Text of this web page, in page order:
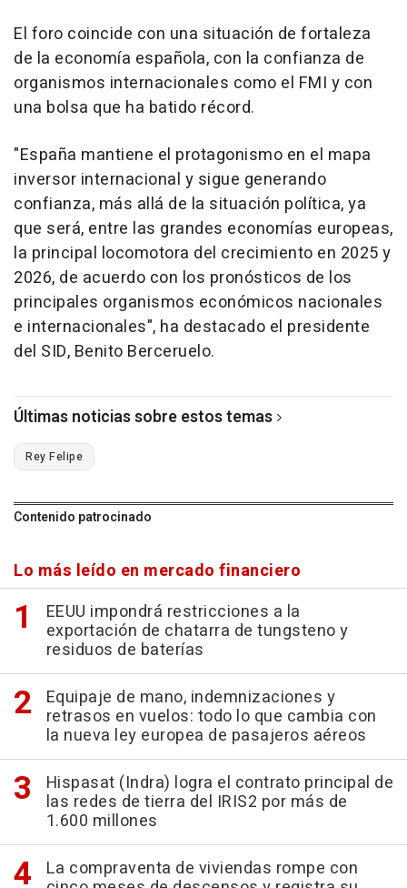
El foro coincide con una situación de fortaleza
de la economía española, con la confianza de
organismos internacionales como el FMI y con
una bolsa que ha batido récord.
"España mantiene el protagonismo en el mapa
inversor internacional y sigue generando
confianza, más allá de la situación política, ya
que será, entre las grandes economías europeas,
la principal locomotora del crecimiento en 2025 y
2026, de acuerdo con los pronósticos de los
principales organismos económicos nacionales
e internacionales", ha destacado el presidente
del SID, Benito Berceruelo.
Últimas noticias sobre estos temas
Rey Felipe
Contenido patrocinado
Lo más leído en mercado financiero
EEUU impondrá restricciones a la
exportación de chatarra de tungsteno y
residuos de baterías
Equipaje de mano, indemnizaciones y
retrasos en vuelos: todo lo que cambia con
la nueva ley europea de pasajeros aéreos
Hispasat (Indra) logra el contrato principal de
las redes de tierra del IRIS2 por más de
1.600 millones
La compraventa de viviendas rompe con